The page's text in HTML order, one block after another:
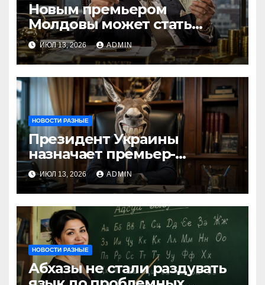
Новым премьером
Молдовы может стать
банкир из Украины Василе
Тофан
ИЮЛ 13, 2026 ADMIN
НОВОСТИ РАЗНЫЕ
Президент Украины
назначает премьер-
министра послицей
ИЮЛ 13, 2026 ADMIN
НОВОСТИ РАЗНЫЕ
Абхазы не стали раздувать